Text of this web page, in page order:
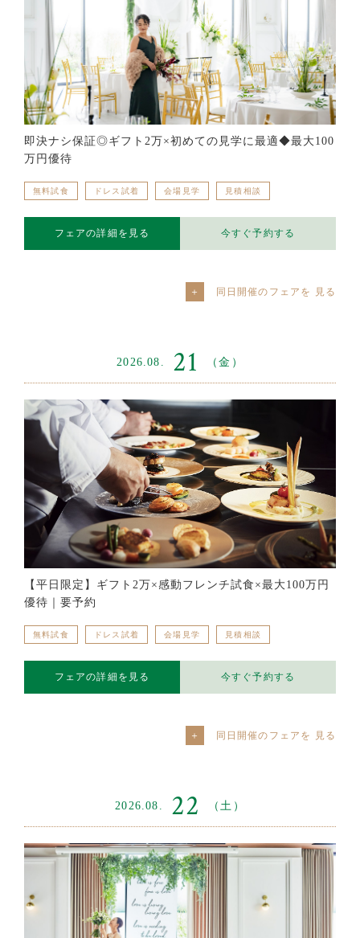
即決ナシ保証◎ギフト2万×初めての見学に最適◆最大100
万円優待
無料試食 ドレス試着 会場見学 見積相談
フェアの詳細を見る 今すぐ予約する
同日開催のフェアを
2026.08. 21 （金）
【平日限定】ギフト2万×感動フレンチ試食×最大100万円
優待｜要予約
無料試食 ドレス試着 会場見学 見積相談
フェアの詳細を見る 今すぐ予約する
同日開催のフェアを
2026.08. 22 （土）